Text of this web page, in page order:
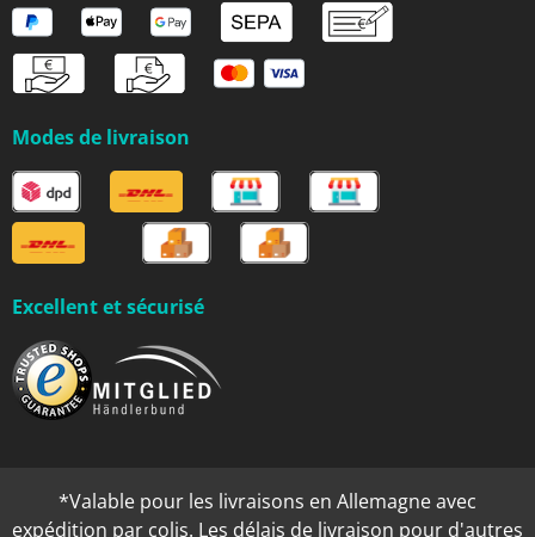
Modes de livraison
Excellent et sécurisé
*Valable pour les livraisons en Allemagne avec
expédition par colis. Les délais de livraison pour d'autres